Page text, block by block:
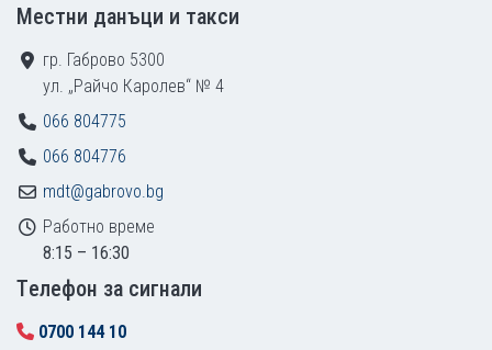
Местни данъци и такси
гр. Габрово 5300
ул. „Райчо Каролев“ № 4
066 804775
066 804776
mdt@gabrovo.bg
Работно време
8:15 – 16:30
Tелефон за сигнали
0700 144 10